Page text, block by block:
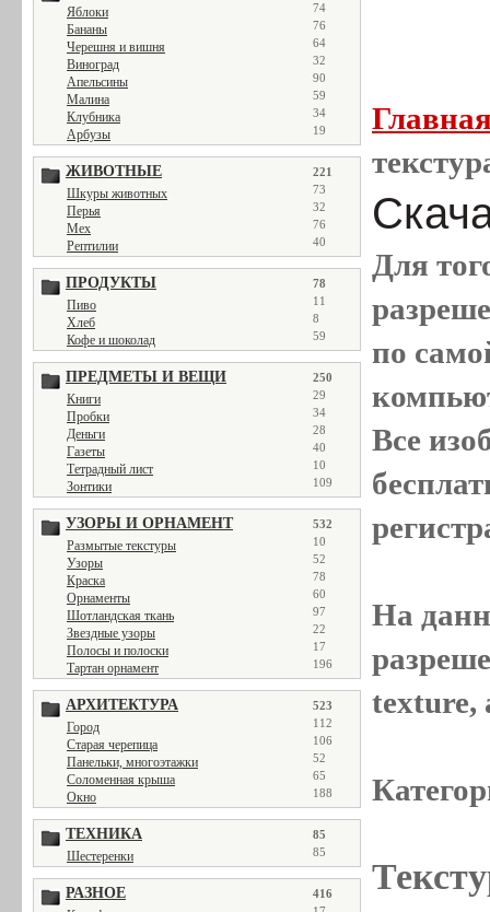
Яблоки 74
Бананы 76
Черешня и вишня 64
Виноград 32
Апельсины 90
Малина 59
Клубника 34
Арбузы 19
ЖИВОТНЫЕ 221
Шкуры животных 73
Перья 32
Мех 76
Рептилии 40
ПРОДУКТЫ 78
Пиво 11
Хлеб 8
Кофе и шоколад 59
ПРЕДМЕТЫ И ВЕЩИ 250
Книги 29
Пробки 34
Деньги 28
Газеты 40
Тетрадный лист 10
Зонтики 109
УЗОРЫ И ОРНАМЕНТ 532
Размытые текстуры 10
Узоры 52
Краска 78
Орнаменты 60
Шотландская ткань 97
Звездные узоры 22
Полосы и полоски 17
Тартан орнамент 196
АРХИТЕКТУРА 523
Город 112
Старая черепица 106
Панельки, многоэтажки 52
Соломенная крыша 65
Окно 188
ТЕХНИКА 85
Шестеренки 85
РАЗНОЕ 416
Для
по
Все
На
texture,